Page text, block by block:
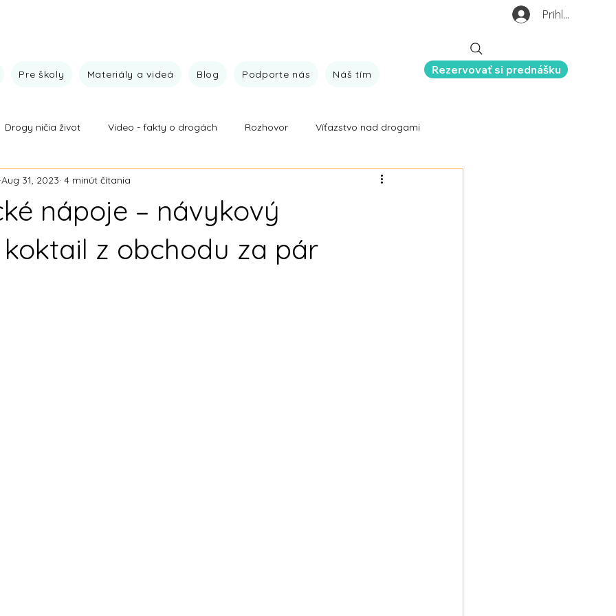
Prihlásiť sa
Rezervovať si prednášku
Pre školy Materiály a videá Blog Podporte nás Náš tím
Drogy ničia život Video - fakty o drogách Rozhovor Víťazstvo nad drogami
prevencie Fakty o drogách O nás
Naše výsledky
nápoje – návykový
z obchodu za pár
Aug 31, 2023 4 minút čítania
hviezdičiek.